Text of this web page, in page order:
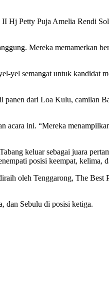
Hj Petty Puja Amelia Rendi
Mereka memamerkan
yel semangat untuk kandidat
panen dari Loa Kulu, camilan
acara ini. “Mereka
keluar sebagai juara
posisi keempat, kelima,
oleh Tenggarong, The Best
dan Sebulu di posisi ketiga.